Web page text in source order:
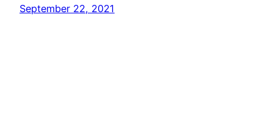
September 22, 2021